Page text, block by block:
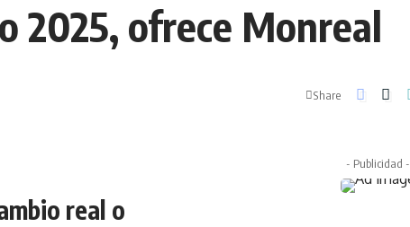
2025, ofrece Monreal
Share
real o
- Publicidad -